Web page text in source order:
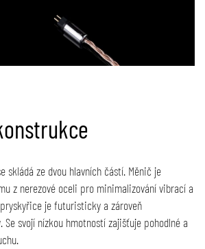
skládá ze dvou hlavních částí. Měnič je
z nerezové oceli pro minimalizování vibrací a
je futuristicky a zároveň
Se svojí nízkou hmotností zajišťuje pohodlné a